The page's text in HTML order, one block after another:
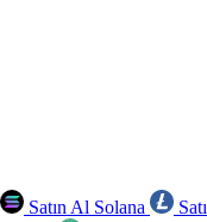
Satın Al Solana